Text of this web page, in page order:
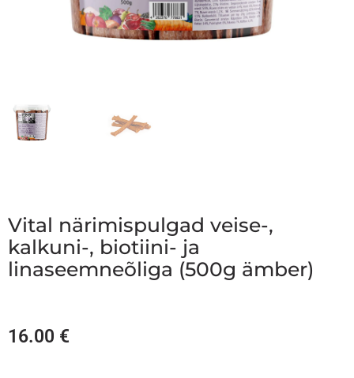
Vital närimispulgad veise-,
kalkuni-, biotiini- ja
linaseemneõliga (500g ämber)
16.00 €